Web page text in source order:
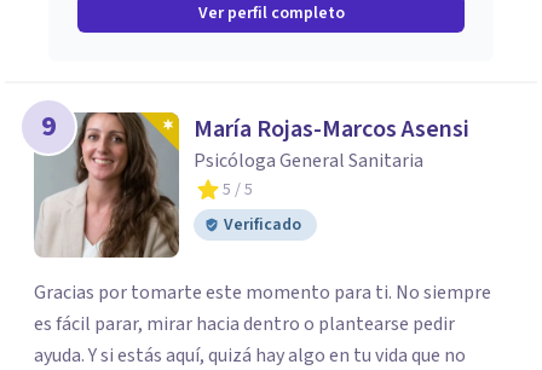
Ver perfil completo
9 María Rojas-Marcos Asensi
Psicóloga General Sanitaria
5 / 5
Verificado
Gracias por tomarte este momento para ti. No siempre
es fácil parar, mirar hacia dentro o plantearse pedir
ayuda. Y si estás aquí, quizá hay algo en tu vida que no